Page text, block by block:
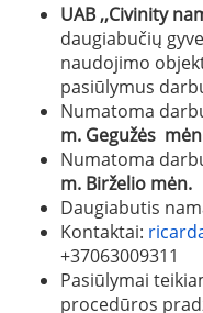
UAB ,,Civinity
daugiabučių
naudojimo
pasiūlymus
Numatoma
m. Gegužės
Numatoma
m. Birželio mėn.
Daugiabutis
Kontaktai:
+37063009311
Pasiūlymai
procedūros